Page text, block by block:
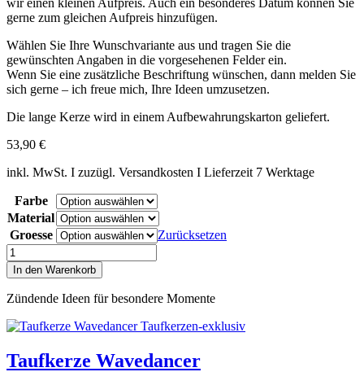
gerne zum gleichen Aufpreis hinzufügen.
Wählen Sie Ihre Wunschvariante aus und tragen Sie die
gewünschten Angaben in die vorgesehenen Felder ein.
Wenn Sie eine zusätzliche Beschriftung wünschen, dann melden Sie
sich gerne – ich freue mich, Ihre Ideen umzusetzen.
Die lange Kerze wird in einem Aufbewahrungskarton geliefert.
53,90 €
inkl. MwSt. I zuzügl. Versandkosten I Lieferzeit 7 Werktage
Farbe
Material
Groesse
Zurücksetzen
Taufkerze
Copac
Menge
In den Warenkorb
Zündende Ideen für besondere Momente
Taufkerze Wavedancer